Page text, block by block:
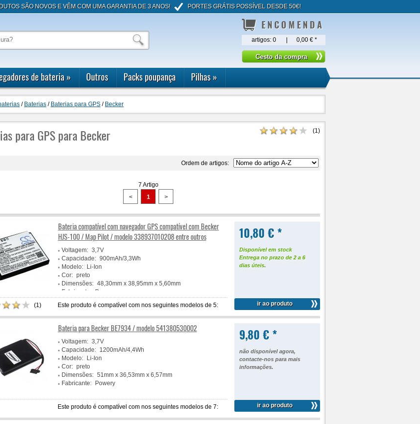
SÃO NOVOS E VÊM COM UMA GARANTIA DE 3 ANOS! PORTES GRÁTIS POSSÍVEL DESDE 50€!
ENCOMENDA
artigos: 0 0,00 € *
de bateria» Outros Packs poupança Pilhas»
/ Baterias / Baterias para GPS / Becker
(1)
para GPS para Becker
Ordem de artigos:
7 Artigo
<
1 >
10,80 € *
Disponível em stock
Entrega no prazo de 2 a 6
dias úteis.
ir ao produto
Bateria compatível com navegador GPS compatível com Becker
HJS-100 / Map Pilot / modelo 338937010208 entre outros
Voltagem: 3,7V
Capacidade: 900mAh/3,3Wh
Modelo:
Li-Ion
Cor: preto
Dimensões: 48,30mm x 38,95mm x 5,60mm
Fabricante:
Powery
(1)
Este produto é compatível com nos seguintes modelos de 5:
9,80 € *
não disponível agora,
contacte-nos para mais
informações.
ir ao produto
Bateria para Becker BE7934 / modelo 541380530002
Voltagem: 3,7V
Capacidade:
1200mAh/4,4Wh
Modelo:
Li-Ion
Cor: preto
Dimensões: 51mm x 36,53mm x 6,57mm
Fabricante:
Powery
Este produto é compatível com nos seguintes modelos de 7: